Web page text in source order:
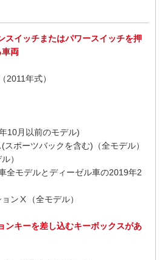
スイッチまたはパワースイッチを押
車両
年式）
10月以前のモデル)
スポーツバックを含む)（全モデル）
）
全モデルとディーゼル車の2019年2
ョンⅩ（全モデル）
ンキーを差し込むキーボックスがあ